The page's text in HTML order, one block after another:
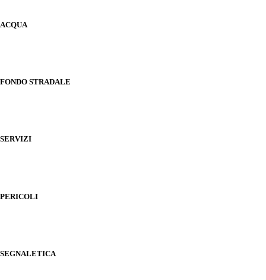
ACQUA
FONDO STRADALE
SERVIZI
PERICOLI
SEGNALETICA